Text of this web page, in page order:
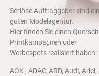
Seriöse Auftraggeber sind
guten Modelagentur.
Hier finden Sie einen
Printkampagnen oder
Werbespots realisiert haben:
AOK , ADAC, ARD, Audi,